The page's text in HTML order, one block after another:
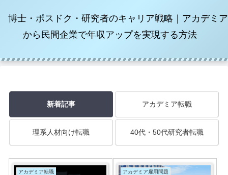
博士・ポスドク・研究者のキャリア戦略｜アカデミア
から民間企業で年収アップを実現する方法
新着記事 アカデミア転職
理系人材向け転職 40代・50代研究者転職
アカデミア転職 アカデミア雇用問題